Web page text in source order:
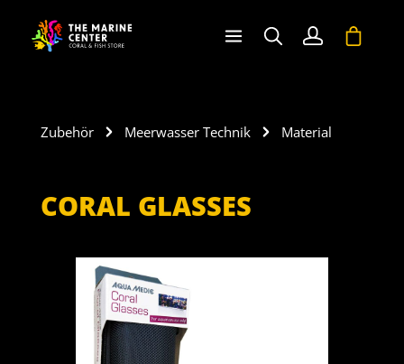
springen
Zubehör Meerwasser Technik Material
CORAL GLASSES
Bildergalerie überspringen